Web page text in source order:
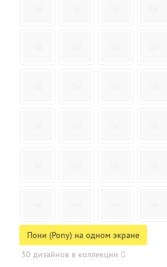
Пони (Pony) на одном экране
30 дизайнов в коллекции